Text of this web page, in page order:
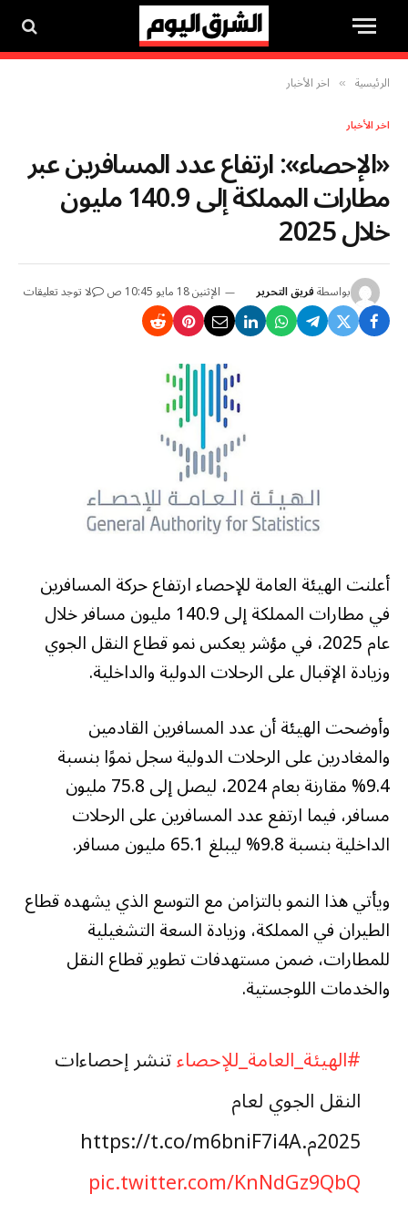
الرئيسية » اخر الأخبار
اخر الأخبار
«الإحصاء»: ارتفاع عدد المسافرين عبر
مطارات المملكة إلى 140.9 مليون
خلال 2025
بواسطةفريق التحرير الإثنين 18 مايو 10:45 ص لا توجد تعليقات
أعلنت الهيئة العامة للإحصاء ارتفاع حركة المسافرين
في مطارات المملكة إلى 140.9 مليون مسافر خلال
عام 2025، في مؤشر يعكس نمو قطاع النقل الجوي
وزيادة الإقبال على الرحلات الدولية والداخلية.
وأوضحت الهيئة أن عدد المسافرين القادمين
والمغادرين على الرحلات الدولية سجل نموًا بنسبة
9.4% مقارنة بعام 2024، ليصل إلى 75.8 مليون
مسافر، فيما ارتفع عدد المسافرين على الرحلات
الداخلية بنسبة 9.8% ليبلغ 65.1 مليون مسافر.
ويأتي هذا النمو بالتزامن مع التوسع الذي يشهده قطاع
الطيران في المملكة، وزيادة السعة التشغيلية
للمطارات، ضمن مستهدفات تطوير قطاع النقل
والخدمات اللوجستية.
#الهيئة_العامة_للإحصاءتنشر إحصاءات
النقل الجوي لعام
2025م.https://t.co/m6bniF7i4A
pic.twitter.com/KnNdGz9QbQ